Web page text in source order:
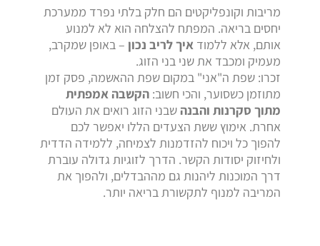
מריבות וקונפליקטים הם חלק בלתי נפרד ממערכת
יחסים בריאה. המפתח להצלחה הוא לא למנוע
אותם, אלא ללמוד איך לריב נכון – באופן שמקרב,
מעמיק ומכבד את שני בני הזוג.
זכרו: שפת ה"אני" במקום שפת ההאשמה, פסק זמן
מתוזמן כשסוער, והכי חשוב: הקשבה אמפתית
מתוך סקרנות והבנה שבני הזוג רואים את העולם
אחרת. אימוץ ששת הצעדים הללו יאפשר לכם
להפוך כל ויכוח להזדמנות לצמיחה, ללמידה הדדית
ולחיזוק יסודות הקשר. הדרך לזוגיות גדולה עוברת
דרך המוכנות ליהנות גם מההבדלים, ולהפוך את
המריבה למנוף לתקשורת בריאה יותר.